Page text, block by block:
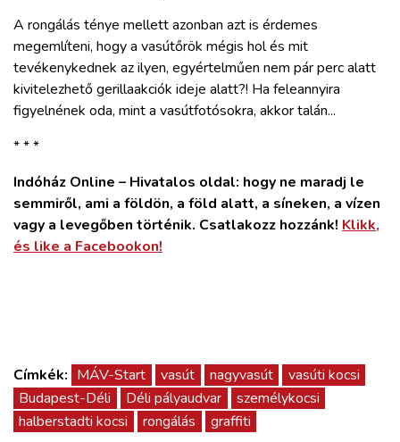
A rongálás ténye mellett azonban azt is érdemes
megemlíteni, hogy a vasútőrök mégis hol és mit
tevékenykednek az ilyen, egyértelműen nem pár perc alatt
kivitelezhető gerillaakciók ideje alatt?! Ha feleannyira
figyelnének oda, mint a vasútfotósokra, akkor talán...
* * *
Indóház Online – Hivatalos oldal: hogy ne maradj le
semmiről, ami a földön, a föld alatt, a síneken, a vízen
vagy a levegőben történik. Csatlakozz hozzánk! Klikk,
és like a Facebookon!
Címkék: MÁV-Start vasút nagyvasút
vasúti kocsi
Budapest-Déli
Déli pályaudvar
személykocsi
halberstadti kocsi
rongálás graffiti